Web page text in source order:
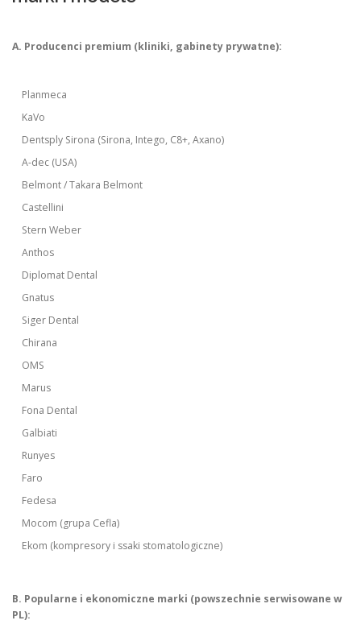
A. Producenci premium (kliniki, gabinety prywatne):
Planmeca
KaVo
Dentsply Sirona (Sirona, Intego, C8+, Axano)
A-dec (USA)
Belmont / Takara Belmont
Castellini
Stern Weber
Anthos
Diplomat Dental
Gnatus
Siger Dental
Chirana
OMS
Marus
Fona Dental
Galbiati
Runyes
Faro
Fedesa
Mocom (grupa Cefla)
Ekom (kompresory i ssaki stomatologiczne)
B. Popularne i ekonomiczne marki (powszechnie serwisowane w
PL):